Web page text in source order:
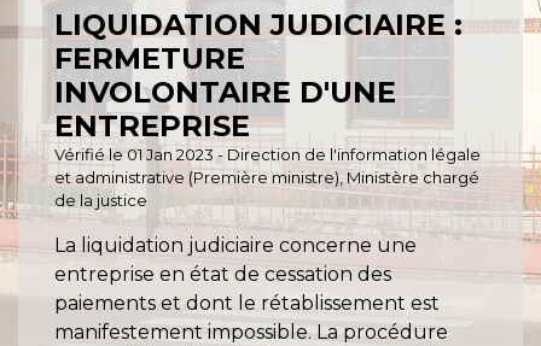
LIQUIDATION JUDICIAIRE :
FERMETURE
INVOLONTAIRE D'UNE
ENTREPRISE
Vérifié le 01 Jan 2023 - Direction de l'information légale
et administrative (Première ministre), Ministère chargé
de la justice
La liquidation judiciaire concerne une
entreprise en état de cessation des
paiements et dont le rétablissement est
manifestement impossible. La procédure